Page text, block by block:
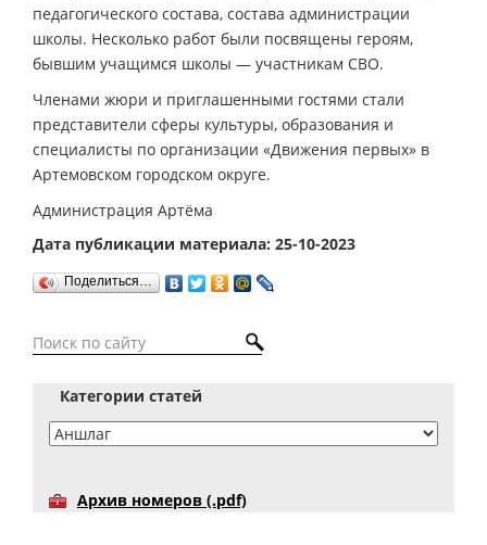
педагогического состава, состава администрации
школы. Несколько работ были посвящены героям,
бывшим учащимся школы — участникам СВО.
Членами жюри и приглашенными гостями стали
представители сферы культуры, образования и
специалисты по организации «Движения первых» в
Артемовском городском округе.
Администрация Артёма
Дата публикации материала: 25-10-2023
Поделиться…
Категории статей
Архив номеров (.pdf)